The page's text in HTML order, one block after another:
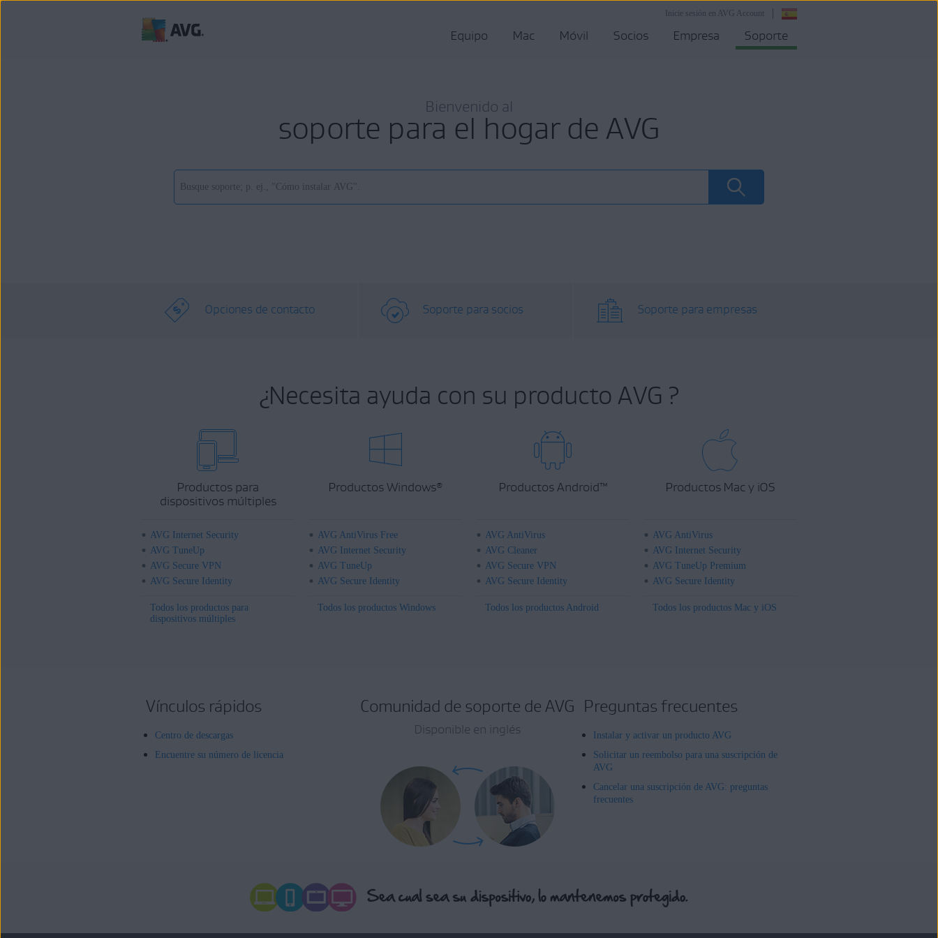
Inicie sesión en AVG Account
Equipo Mac Móvil Socios Empresa Soporte
Bienvenido al
soporte para el hogar de AVG
Opciones de contacto Soporte para socios Soporte para empresas
¿Necesita ayuda con su producto AVG ?
Productos para
dispositivos múltiples
AVG Internet Security
AVG TuneUp
AVG Secure VPN
AVG Secure Identity
Todos los productos para
dispositivos múltiples
Productos Windows®
AVG AntiVirus Free
AVG Internet Security
AVG TuneUp
AVG Secure Identity
Todos los productos Windows
Productos Android™
AVG AntiVirus
AVG Cleaner
AVG Secure VPN
AVG Secure Identity
Todos los productos Android
Productos Mac y iOS
AVG AntiVirus
AVG Internet Security
AVG TuneUp Premium
AVG Secure Identity
Todos los productos Mac y iOS
Vínculos rápidos
Centro de descargas
Encuentre su número de licencia
Comunidad de soporte de AVG
Disponible en inglés
Preguntas frecuentes
Instalar y activar un producto AVG
Solicitar un reembolso para una suscripción de
AVG
Cancelar una suscripción de AVG: preguntas
frecuentes